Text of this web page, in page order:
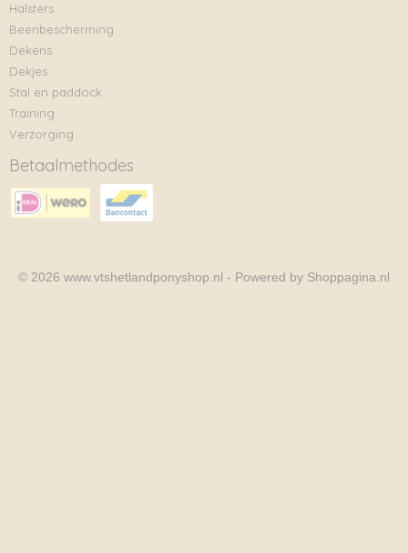
Halsters
Beenbescherming
Dekens
Dekjes
Stal en paddock
Training
Verzorging
Betaalmethodes
© 2026 www.vtshetlandponyshop.nl - Powered by Shoppagina.nl